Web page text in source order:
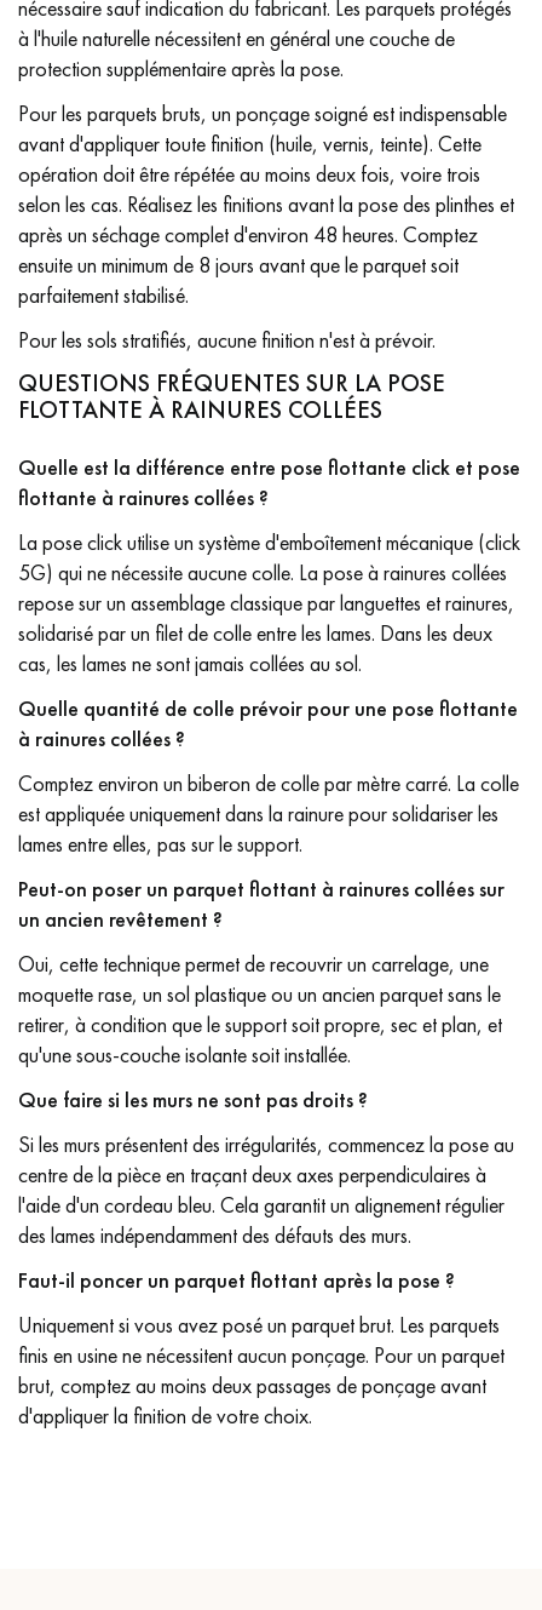
nécessaire sauf indication du fabricant. Les parquets protégés
à l'huile naturelle nécessitent en général une couche de
protection supplémentaire après la pose.
Pour les parquets bruts, un ponçage soigné est indispensable
avant d'appliquer toute finition (huile, vernis, teinte). Cette
opération doit être répétée au moins deux fois, voire trois
selon les cas. Réalisez les finitions avant la pose des plinthes et
après un séchage complet d'environ 48 heures. Comptez
ensuite un minimum de 8 jours avant que le parquet soit
parfaitement stabilisé.
Pour les sols stratifiés, aucune finition n'est à prévoir.
QUESTIONS FRÉQUENTES SUR LA POSE
FLOTTANTE À RAINURES COLLÉES
Quelle est la différence entre pose flottante click et pose
flottante à rainures collées ?
La pose click utilise un système d'emboîtement mécanique (click
5G) qui ne nécessite aucune colle. La pose à rainures collées
repose sur un assemblage classique par languettes et rainures,
solidarisé par un filet de colle entre les lames. Dans les deux
cas, les lames ne sont jamais collées au sol.
Quelle quantité de colle prévoir pour une pose flottante
à rainures collées ?
Comptez environ un biberon de colle par mètre carré. La colle
est appliquée uniquement dans la rainure pour solidariser les
lames entre elles, pas sur le support.
Peut-on poser un parquet flottant à rainures collées sur
un ancien revêtement ?
Oui, cette technique permet de recouvrir un carrelage, une
moquette rase, un sol plastique ou un ancien parquet sans le
retirer, à condition que le support soit propre, sec et plan, et
qu'une sous-couche isolante soit installée.
Que faire si les murs ne sont pas droits ?
Si les murs présentent des irrégularités, commencez la pose au
centre de la pièce en traçant deux axes perpendiculaires à
l'aide d'un cordeau bleu. Cela garantit un alignement régulier
des lames indépendamment des défauts des murs.
Faut-il poncer un parquet flottant après la pose ?
Uniquement si vous avez posé un parquet brut. Les parquets
finis en usine ne nécessitent aucun ponçage. Pour un parquet
brut, comptez au moins deux passages de ponçage avant
d'appliquer la finition de votre choix.